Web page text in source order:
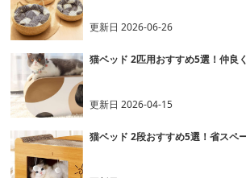
更新日2026-06-26
猫ベッド 2匹用おすすめ5選！仲良
更新日2026-04-15
猫ベッド 2段おすすめ5選！省スペ